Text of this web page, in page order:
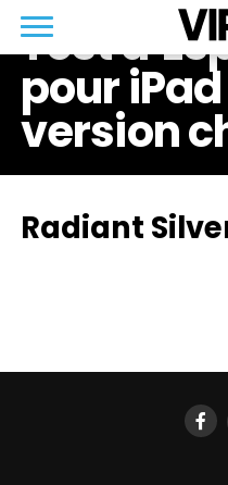
Test
pour
version
Radiant